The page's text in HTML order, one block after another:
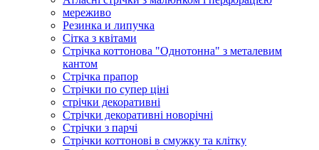
мереживо
Резинка и липучка
Сітка з квітами
Стрічка коттонова "Однотонна" з металевим
кантом
Стрічка прапор
Стрічки по супер ціні
стрічки декоративні
Стрічки декоративні новорічні
Стрічки з парчі
Стрічки коттонові в смужку та клітку